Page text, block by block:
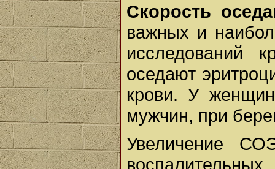
Скорость
важных и
исследований
оседают
крови. У
мужчин, при
Увеличение